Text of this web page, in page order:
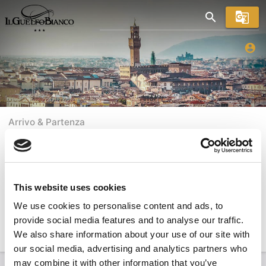
This website uses cookies
We use cookies to personalise content and ads, to
provide social media features and to analyse our traffic.
We also share information about your use of our site with
our social media, advertising and analytics partners who
may combine it with other information that you’ve
search g_translate
account_circle
Arrivo & Partenza
06 agosto 26
Ospiti
people 2 child_friendly 0 meeting_room 1
Promocode
RICERCA